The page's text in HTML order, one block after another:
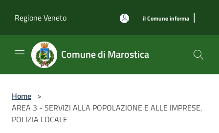
Regione Veneto
il Comune informa |
Comune di Marostica
Home >
AREA 3 - SERVIZI ALLA POPOLAZIONE E ALLE IMPRESE,
POLIZIA LOCALE